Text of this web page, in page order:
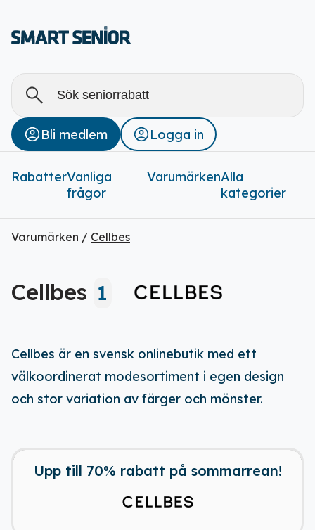
Alla
Rabatter (0)
Bli medlem Logga in
RabatterVanliga
frågor
VarumärkenAlla
kategorier
Varumärken / Cellbes
Cellbes 1
Cellbes är en svensk onlinebutik med ett
välkoordinerat modesortiment i egen design
och stor variation av färger och mönster.
Upp till 70% rabatt på sommarrean!
Ladda ner vår app!